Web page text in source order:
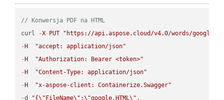
// Konwersja PDF na HTML
curl
-X PUT
"https://api.aspose.cloud/v4.0/words/
- H
"accept: application/json"
- H
"Authorization: Bearer <token>"
- H
"Content-Type: application/json"
- H
"x-aspose-client: Containerize.Swagger"
-d "{\" FileName\" :\"google.HTML\" ,